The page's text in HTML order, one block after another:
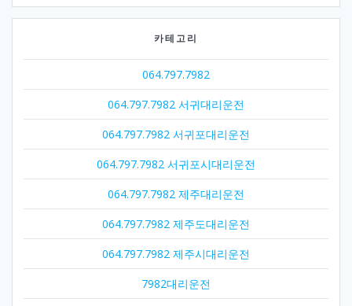
카테고리
064.797.7982
064.797.7982 서귀대리운전
064.797.7982 서귀포대리운전
064.797.7982 서귀포시대리운전
064.797.7982 제주대리운전
064.797.7982 제주도대리운전
064.797.7982 제주시대리운전
7982대리운전